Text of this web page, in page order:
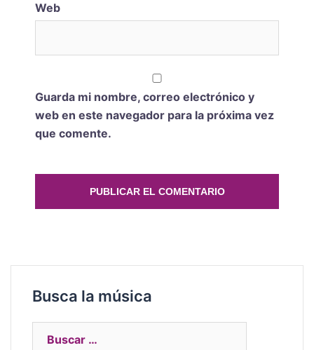
Web
Guarda mi nombre, correo electrónico y
web en este navegador para la próxima vez
que comente.
Busca la música